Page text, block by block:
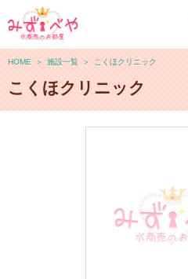
HOME ＞ 施設一覧 ＞ こくほクリニック
こくほクリニック